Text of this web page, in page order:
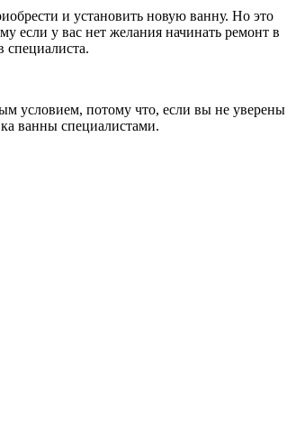
и установить новую ванну. Но это
если у вас нет желания начинать ремонт в
специалиста.
условием, потому что, если вы не уверены
ванны специалистами.